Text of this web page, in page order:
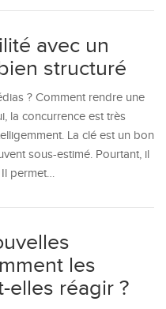
avec un
structuré
? Comment rendre une
la concurrence est très
La clé est un bon
sous-estimé. Pourtant, il
Il permet…
les
elles réagir ?